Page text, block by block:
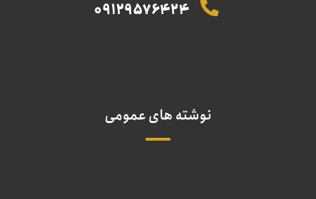
09129576424
نوشته های عمومی